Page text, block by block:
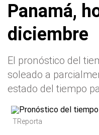
Panamá,
diciembre
El pronóstico del
soleado a
estado del tiempo
TReporta